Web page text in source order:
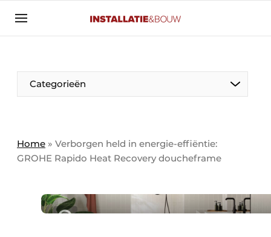
Aanmelden
Banner overzicht
BedrijvenAanmeldenBedankt voor de aanmelding
Contact
Evenement aanmelden
Meest gelezen
Categorieën
Panelgesprek
Home » Verborgen held in energie-effiëntie:
GROHE Rapido Heat Recovery doucheframe